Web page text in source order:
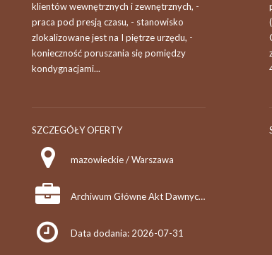
klientów wewnętrznych i zewnętrznych, -
praca pod presją czasu, - stanowisko
zlokalizowane jest na I piętrze urzędu, -
konieczność poruszania się pomiędzy
kondygnacjami...
SZCZEGÓŁY OFERTY
mazowieckie / Warszawa
Archiwum Główne Akt Dawnych w Warszawie
Data dodania: 2026-07-31